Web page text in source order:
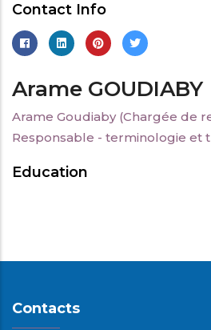
Contact Info
Arame GOUDIABY
Arame Goudiaby (Chargée de
Responsable - terminologie et
Education
Contacts